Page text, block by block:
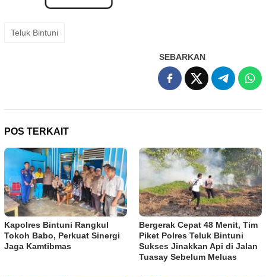
Teluk Bintuni
SEBARKAN
POS TERKAIT
Kapolres Bintuni Rangkul
Tokoh Babo, Perkuat Sinergi
Jaga Kamtibmas
Bergerak Cepat 48 Menit, Tim
Piket Polres Teluk Bintuni
Sukses Jinakkan Api di Jalan
Tuasay Sebelum Meluas